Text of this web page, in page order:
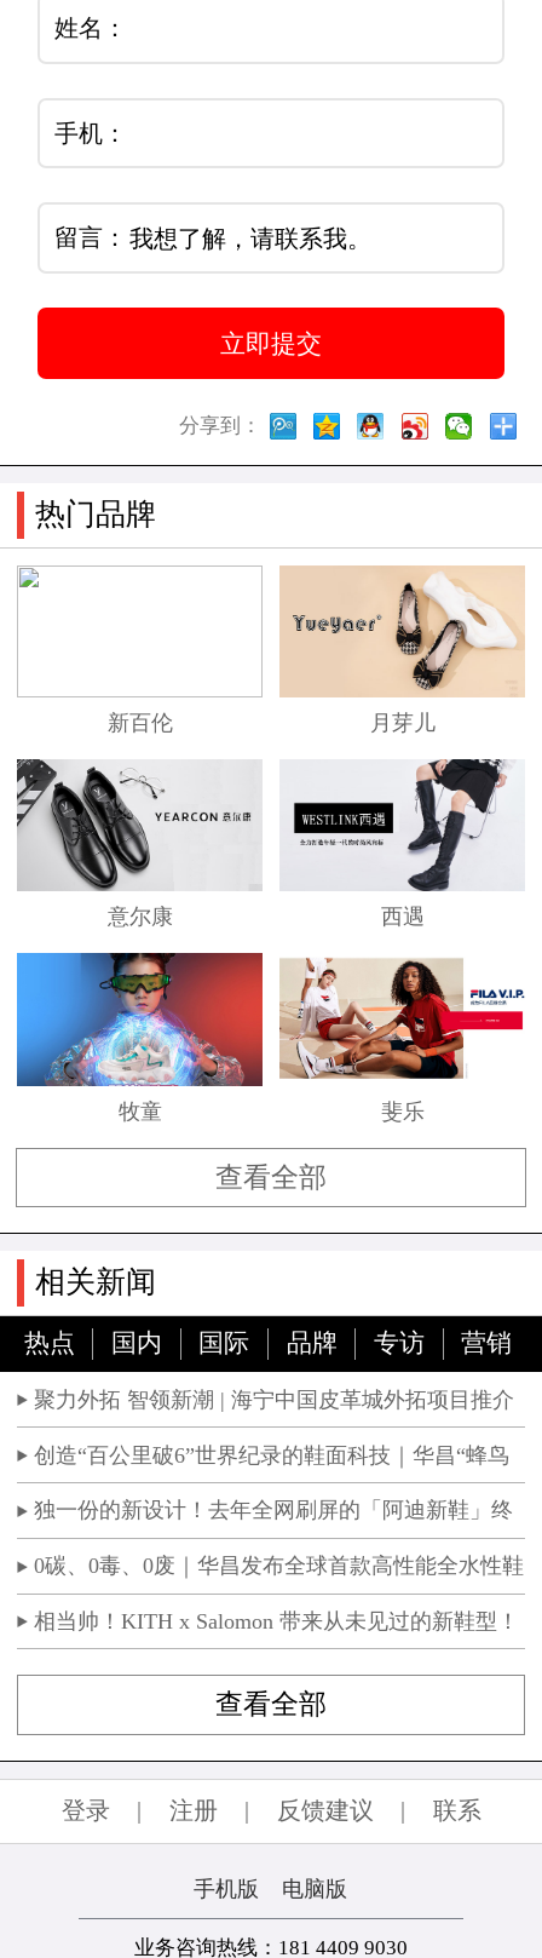
姓名：
手机：
留言：
分享到：
热门品牌
新百伦 月芽儿
意尔康 西遇
牧童 斐乐
查看全部
相关新闻
热点 国内 国际 品牌 专访 营销
聚力外拓 智领新潮 | 海宁中国皮革城外拓项目推介
会圆满举办
创造“百公里破6”世界纪录的鞋面科技｜华昌“蜂鸟
翼网纱”定义极致轻量
独一份的新设计！去年全网刷屏的「阿迪新鞋」终
于要发售了！国区消息曝光！
0碳、0毒、0废｜华昌发布全球首款高性能全水性鞋
革“三零生态皮”
相当帅！KITH x Salomon 带来从未见过的新鞋型！
查看全部
登录 | 注册 | 反馈建议 | 联系
手机版 电脑版
业务咨询热线：181 4409 9030